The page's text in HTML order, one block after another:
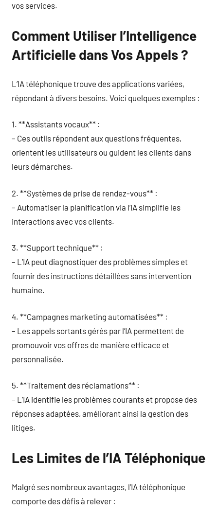
vos services.
Comment Utiliser l’Intelligence
Artificielle dans Vos Appels ?
L’IA téléphonique trouve des applications variées,
répondant à divers besoins. Voici quelques exemples :
1. **Assistants vocaux** :
– Ces outils répondent aux questions fréquentes,
orientent les utilisateurs ou guident les clients dans
leurs démarches.
2. **Systèmes de prise de rendez-vous** :
– Automatiser la planification via l’IA simplifie les
interactions avec vos clients.
3. **Support technique** :
– L’IA peut diagnostiquer des problèmes simples et
fournir des instructions détaillées sans intervention
humaine.
4. **Campagnes marketing automatisées** :
– Les appels sortants gérés par l’IA permettent de
promouvoir vos offres de manière efficace et
personnalisée.
5. **Traitement des réclamations** :
– L’IA identifie les problèmes courants et propose des
réponses adaptées, améliorant ainsi la gestion des
litiges.
Les Limites de l’IA Téléphonique
Malgré ses nombreux avantages, l’IA téléphonique
comporte des défis à relever :